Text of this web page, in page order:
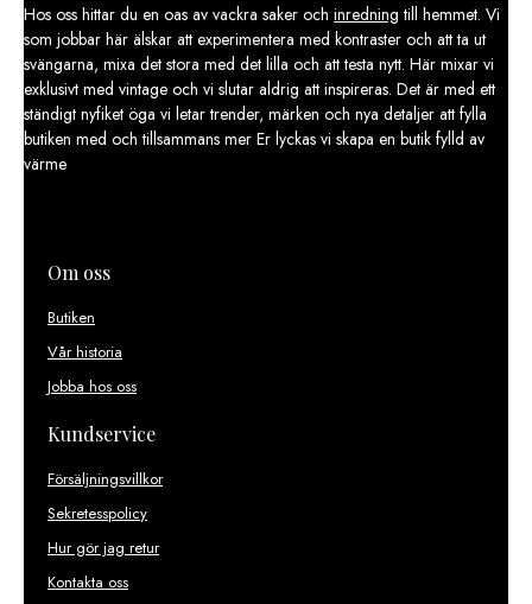
Hos oss hittar du en oas av vackra saker och inredning till hemmet. Vi
som jobbar här älskar att experimentera med kontraster och att ta ut
svängarna, mixa det stora med det lilla och att testa nytt. Här mixar vi
exklusivt med vintage och vi slutar aldrig att inspireras. Det är med ett
ständigt nyfiket öga vi letar trender, märken och nya detaljer att fylla
butiken med och tillsammans mer Er lyckas vi skapa en butik fylld av
värme
Om oss
Butiken
Vår historia
Jobba hos oss
Kundservice
Försäljningsvillkor
Sekretesspolicy
Hur gör jag retur
Kontakta oss